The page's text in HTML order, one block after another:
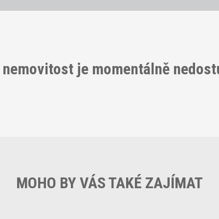
nemovitost je momentálně
MOHO BY VÁS TAKÉ ZAJÍMAT